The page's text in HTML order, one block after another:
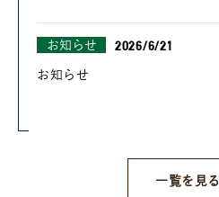
お知らせ 2026/6/21
お知らせ
一覧を見る